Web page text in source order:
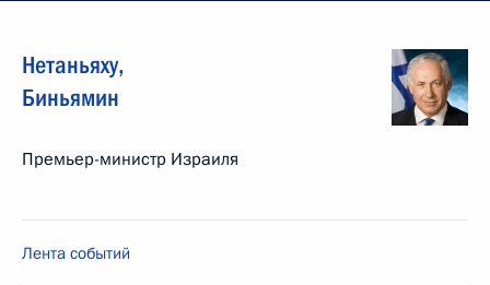
Нетаньяху,
Биньямин
Премьер-министр Израиля
Лента событий